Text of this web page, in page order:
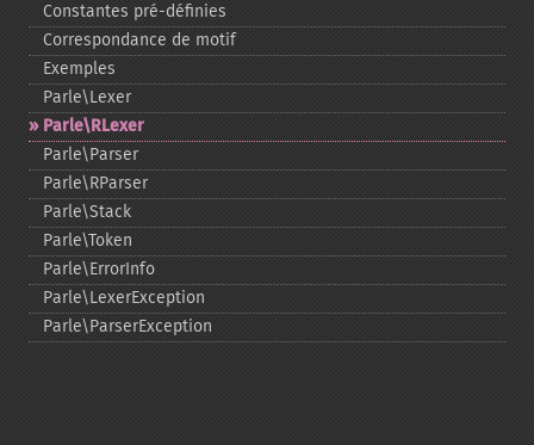
Constantes pré-​définies
Correspondance de motif
Exemples
Parle\Lexer
Parle\RLexer
Parle\Parser
Parle\RParser
Parle\Stack
Parle\Token
Parle\ErrorInfo
Parle\LexerException
Parle\ParserException